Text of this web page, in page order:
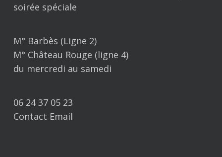
soirée spéciale
M° Barbès (Ligne 2)
M° Château Rouge (ligne 4)
du mercredi au samedi
06 24 37 05 23
Contact Email